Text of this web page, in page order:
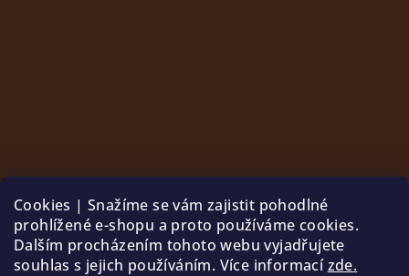
Cookies | Snažíme se vám zajistit pohodlné
prohlížené e-shopu a proto používáme cookies.
Dalším procházením tohoto webu vyjadřujete
souhlas s jejich používáním. Více informacízde.